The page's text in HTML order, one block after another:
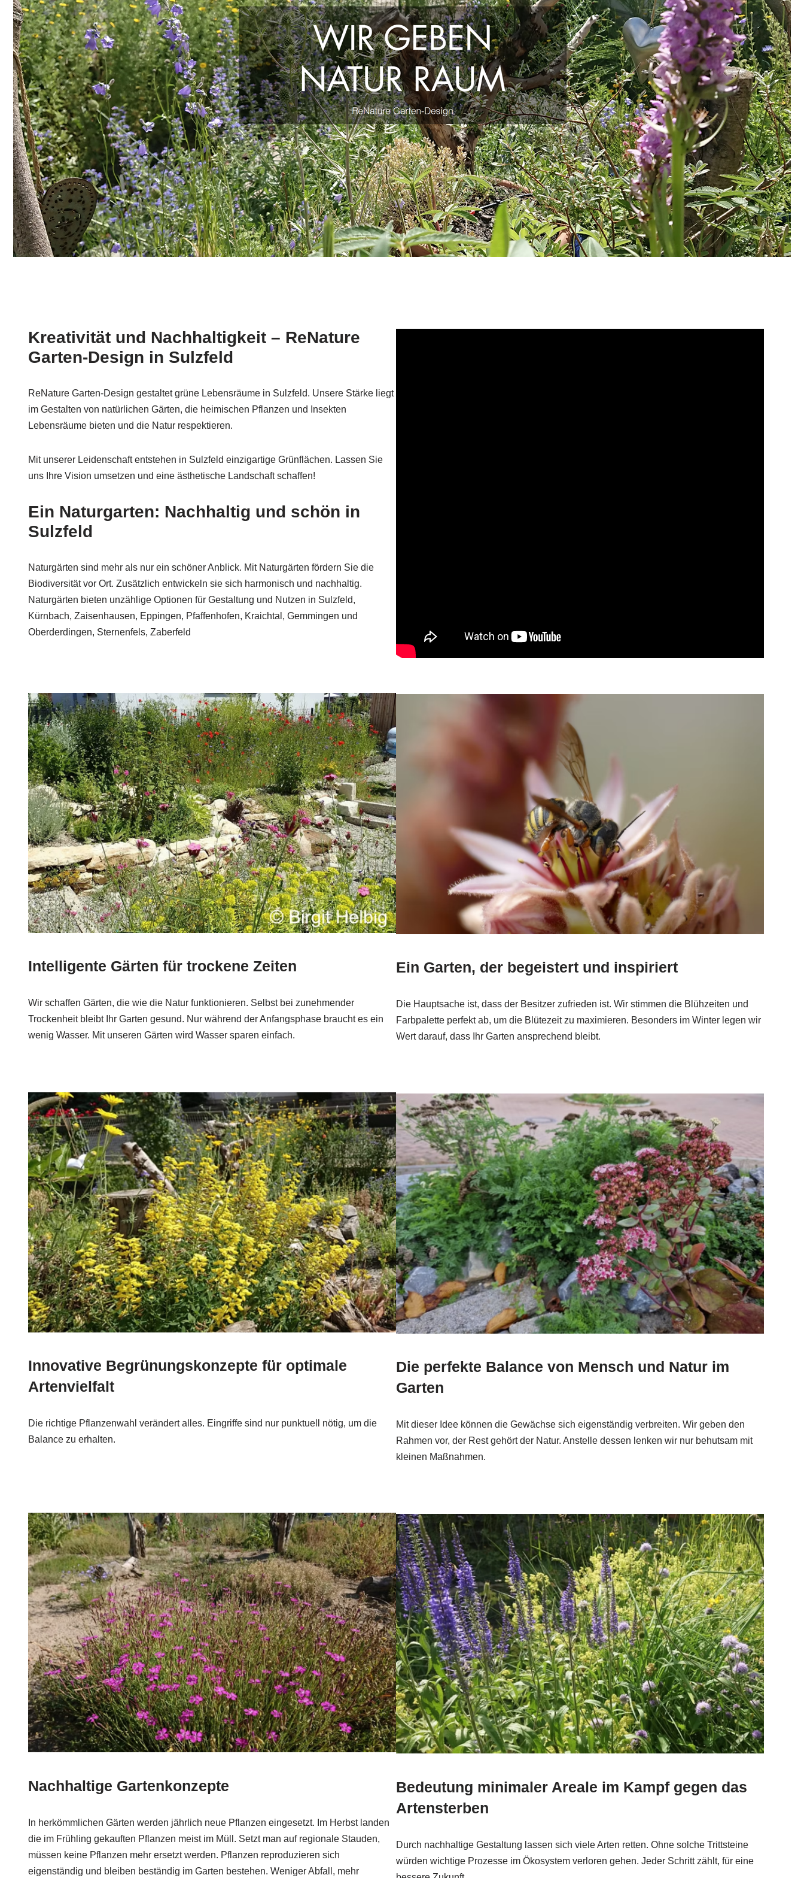
Kreativität und Nachhaltigkeit – ReNature
Garten-Design in Sulzfeld
ReNature Garten-Design gestaltet grüne Lebensräume in Sulzfeld. Unsere Stärke liegt
im Gestalten von natürlichen Gärten, die heimischen Pflanzen und Insekten
Lebensräume bieten und die Natur respektieren.
Mit unserer Leidenschaft entstehen in Sulzfeld einzigartige Grünflächen. Lassen Sie
uns Ihre Vision umsetzen und eine ästhetische Landschaft schaffen!
Ein Naturgarten: Nachhaltig und schön in
Sulzfeld
Naturgärten sind mehr als nur ein schöner Anblick. Mit Naturgärten fördern Sie die
Biodiversität vor Ort. Zusätzlich entwickeln sie sich harmonisch und nachhaltig.
Naturgärten bieten unzählige Optionen für Gestaltung und Nutzen in Sulzfeld,
Kürnbach, Zaisenhausen, Eppingen, Pfaffenhofen, Kraichtal, Gemmingen und
Oberderdingen, Sternenfels, Zaberfeld
Intelligente Gärten für trockene Zeiten
Wir schaffen Gärten, die wie die Natur funktionieren. Selbst bei zunehmender
Trockenheit bleibt Ihr Garten gesund. Nur während der Anfangsphase braucht es ein
wenig Wasser. Mit unseren Gärten wird Wasser sparen einfach.
Ein Garten, der begeistert und inspiriert
Die Hauptsache ist, dass der Besitzer zufrieden ist. Wir stimmen die Blühzeiten und
Farbpalette perfekt ab, um die Blütezeit zu maximieren. Besonders im Winter legen wir
Wert darauf, dass Ihr Garten ansprechend bleibt.
Innovative Begrünungskonzepte für optimale
Artenvielfalt
Die richtige Pflanzenwahl verändert alles. Eingriffe sind nur punktuell nötig, um die
Balance zu erhalten.
Die perfekte Balance von Mensch und Natur im
Garten
Mit dieser Idee können die Gewächse sich eigenständig verbreiten. Wir geben den
Rahmen vor, der Rest gehört der Natur. Anstelle dessen lenken wir nur behutsam mit
kleinen Maßnahmen.
Nachhaltige Gartenkonzepte
In herkömmlichen Gärten werden jährlich neue Pflanzen eingesetzt. Im Herbst landen
die im Frühling gekauften Pflanzen meist im Müll. Setzt man auf regionale Stauden,
müssen keine Pflanzen mehr ersetzt werden. Pflanzen reproduzieren sich
eigenständig und bleiben beständig im Garten bestehen. Weniger Abfall, mehr
Bedeutung minimaler Areale im Kampf gegen das
Artensterben
Durch nachhaltige Gestaltung lassen sich viele Arten retten. Ohne solche Trittsteine
würden wichtige Prozesse im Ökosystem verloren gehen. Jeder Schritt zählt, für eine